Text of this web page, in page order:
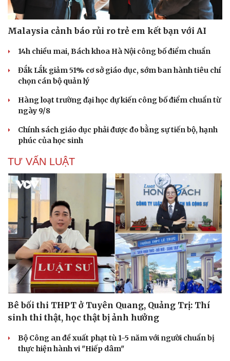
Sức khỏe
Dinh dưỡng - món ngon
Cây thuốc
Sản phụ khoa
Nhi khoa
Nam khoa
Làm đẹp - giảm cân
Phòng mạch online
Ăn sạch sống khỏe
Tình yêu - Gia đình
Malaysia cảnh báo rủi ro trẻ em kết bạn với AI
14h chiều mai, Bách khoa Hà Nội công bố điểm chuẩn
Đắk Lắk giảm 51% cơ sở giáo dục, sớm ban hành tiêu chí
chọn cán bộ quản lý
Hàng loạt trường đại học dự kiến công bố điểm chuẩn từ
ngày 9/8
Chính sách giáo dục phải được đo bằng sự tiến bộ, hạnh
phúc của học sinh
TƯ VẤN LUẬT
Bê bối thi THPT ở Tuyên Quang, Quảng Trị: Thí
sinh thi thật, học thật bị ảnh hưởng
Bộ Công an đề xuất phạt tù 1-5 năm với người chuẩn bị
thực hiện hành vi "Hiếp dâm"